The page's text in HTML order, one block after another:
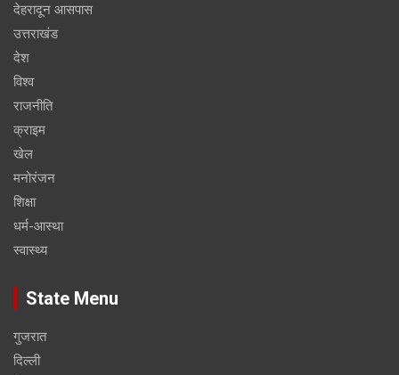
देहरादून आसपास
उत्तराखंड
देश
विश्व
राजनीति
क्राइम
खेल
मनोरंजन
शिक्षा
धर्म-आस्था
स्वास्थ्य
State Menu
गुजरात
दिल्ली